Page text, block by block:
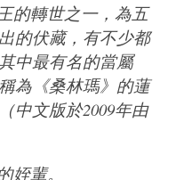
的轉世之一，為五
的伏藏，有不少都
中最有名的當屬
為《桑林瑪》的蓮
中文版於2009年由
姪輩。